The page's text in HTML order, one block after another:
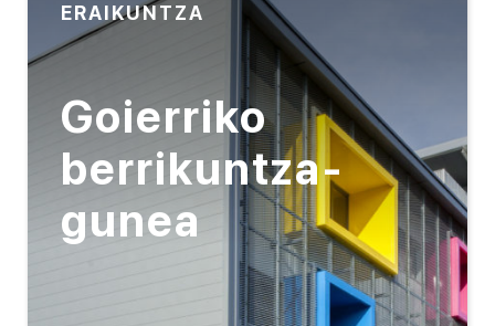
ERAIKUNTZA
Goierriko
berrikuntza-
gunea